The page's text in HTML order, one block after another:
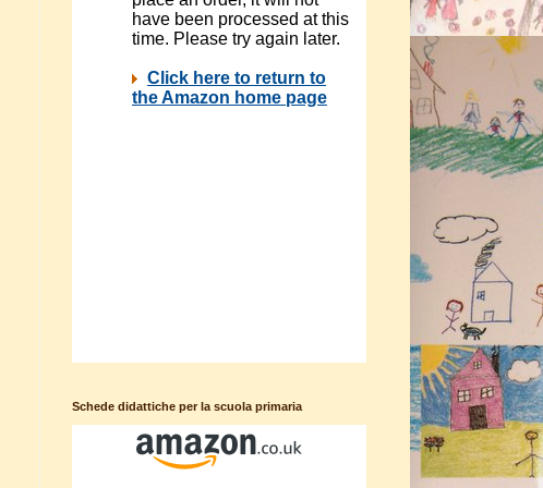
Schede didattiche per la scuola primaria